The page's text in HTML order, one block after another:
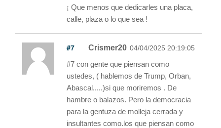
¡ Que menos que dedicarles una placa,
calle, plaza o lo que sea !
#7 Crismer20 04/04/2025 20:19:05
#7 con gente que piensan como
ustedes, ( hablemos de Trump, Orban,
Abascal.....)si que moriremos . De
hambre o balazos. Pero la democracia
para la gentuza de molleja cerrada y
insultantes como.los que piensan como